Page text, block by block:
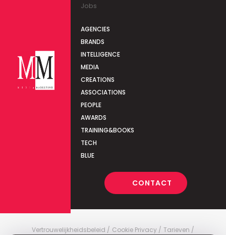
Jobs
AGENCIES
BRANDS
INTELLIGENCE
MEDIA
CREATIONS
ASSOCIATIONS
PEOPLE
AWARDS
TRAINING&BOOKS
TECH
BLUE
CONTACT
Vertrouwelijkheidsbeleid Cookie Privacy Tarieven